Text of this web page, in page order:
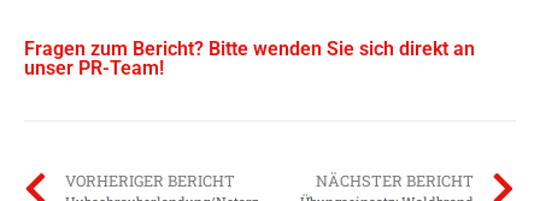
Fragen zum Bericht? Bitte wenden Sie sich direkt an
unser PR-Team!
VORHERIGER BERICHT NÄCHSTER BERICHT